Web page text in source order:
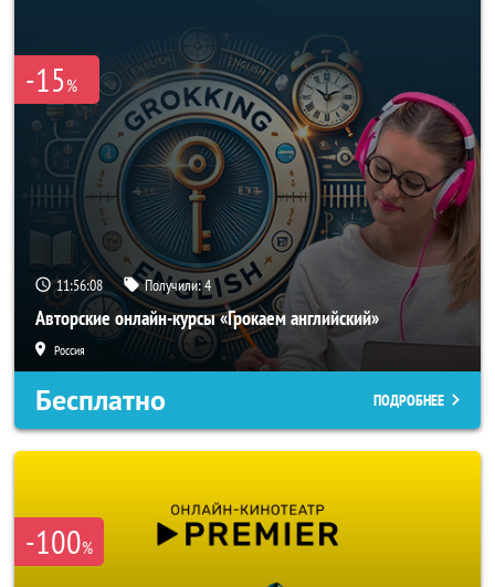
-15%
11:56:06 Получили:4
Авторские онлайн-курсы «Грокаем английский»
Россия
Бесплатно ПОДРОБНЕЕ
-100%